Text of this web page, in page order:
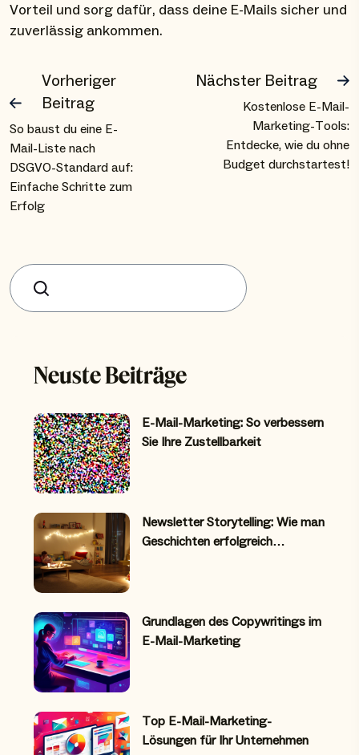
Vorteil und sorg dafür, dass deine E-Mails sicher und
zuverlässig ankommen.
Vorheriger
Beitrag
So baust du eine E-
Mail-Liste nach
DSGVO-Standard auf:
Einfache Schritte zum
Erfolg
Nächster Beitrag
Kostenlose E-Mail-
Marketing-Tools:
Entdecke, wie du ohne
Budget durchstartest!
Suchen
Neuste Beiträge
E-Mail-Marketing: So verbessern
Sie Ihre Zustellbarkeit
Newsletter Storytelling: Wie man
Geschichten erfolgreich…
Grundlagen des Copywritings im
E-Mail-Marketing
Top E-Mail-Marketing-
Lösungen für Ihr Unternehmen